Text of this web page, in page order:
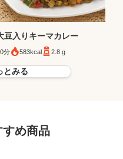
豆入りキーマカレー
分 583kcal 2.8 g
とみる
すめ商品